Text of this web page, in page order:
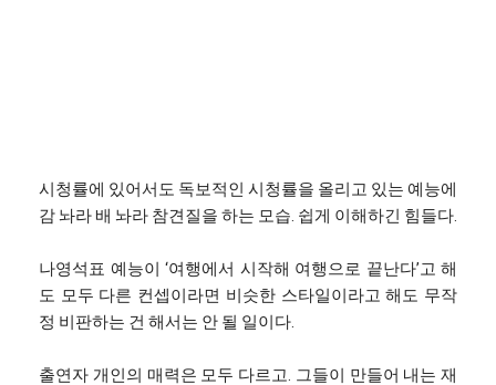
시청률에 있어서도 독보적인 시청률을 올리고 있는 예능에
감 놔라 배 놔라 참견질을 하는 모습. 쉽게 이해하긴 힘들다.
나영석표 예능이 ‘여행에서 시작해 여행으로 끝난다’고 해
도 모두 다른 컨셉이라면 비슷한 스타일이라고 해도 무작
정 비판하는 건 해서는 안 될 일이다.
출연자 개인의 매력은 모두 다르고. 그들이 만들어 내는 재